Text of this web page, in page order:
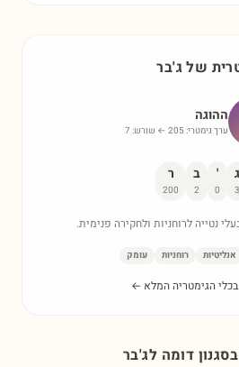
שלג'בר
ההוגה
ערך גימטרי: 205 ← שורש: 7
ג
3
'
0
ב
2
ר
200
נטייה לרוחניות ולחקירה פנימית.
אנליטיות רוחניות עומק
בכלי הגימטריה המלא ←
דומה לג'בר